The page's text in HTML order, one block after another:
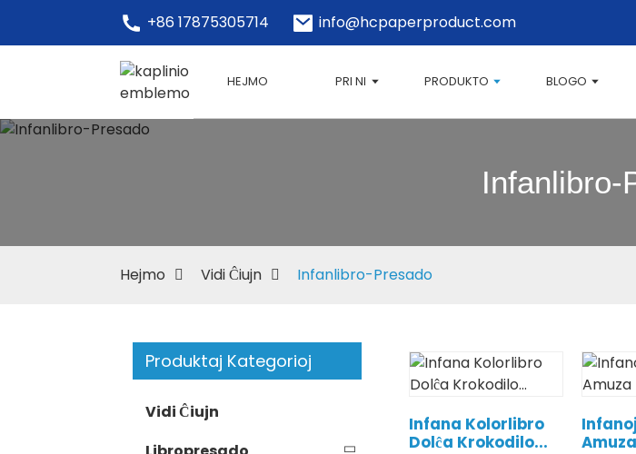
+86 17875305714 info@hcpaperproduct.com
HEJMO PRI NI PRODUKTO BLOGO
Infanlibro-
Hejmo Vidi Ĉiujn Infanlibro-Presado
Produktaj Kategorioj
Vidi Ĉiujn
Infana Kolorlibro
Dolĉa Krokodilo...